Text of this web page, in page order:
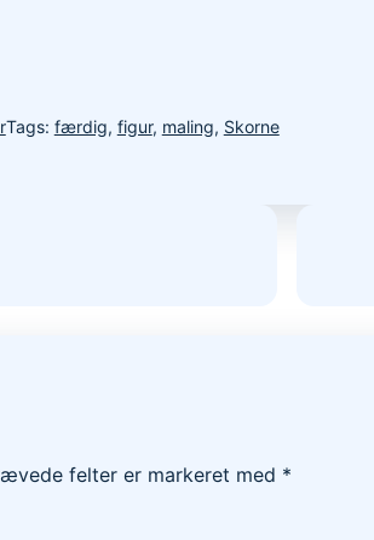
Tags: færdig, figur, maling, Skorne
felter er markeret med *